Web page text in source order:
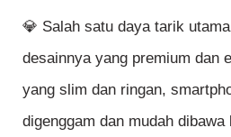
💎 Salah satu daya tarik
desainnya yang premium dan
yang slim dan ringan,
digenggam dan mudah